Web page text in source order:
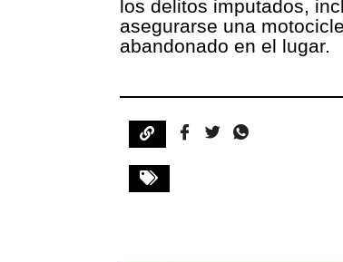
los delitos imputados,
asegurarse una
abandonado en el lugar.